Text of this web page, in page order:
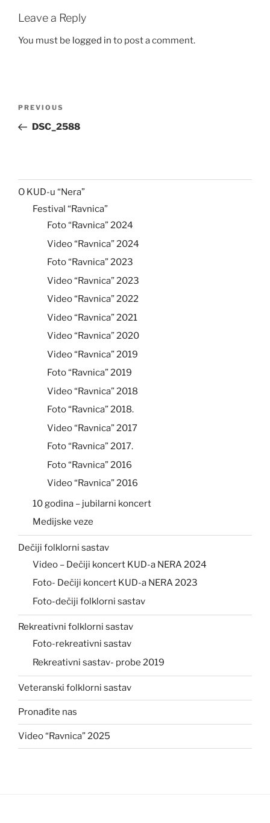
Leave a Reply
You must be logged in to post a comment.
Previous
Post
PREVIOUS
DSC_2588
O KUD-u “Nera”
Festival “Ravnica”
Foto “Ravnica” 2024
Video “Ravnica” 2024
Foto “Ravnica” 2023
Video “Ravnica” 2023
Video “Ravnica” 2022
Video “Ravnica” 2021
Video “Ravnica” 2020
Video “Ravnica” 2019
Foto “Ravnica” 2019
Video “Ravnica” 2018
Foto “Ravnica” 2018.
Video “Ravnica” 2017
Foto “Ravnica” 2017.
Foto “Ravnica” 2016
Video “Ravnica” 2016
10 godina – jubilarni koncert
Medijske veze
Dečiji folklorni sastav
Video – Dečiji koncert KUD-a NERA 2024
Foto- Dečiji koncert KUD-a NERA 2023
Foto-dečiji folklorni sastav
Rekreativni folklorni sastav
Foto-rekreativni sastav
Rekreativni sastav- probe 2019
Veteranski folklorni sastav
Pronađite nas
Video “Ravnica” 2025